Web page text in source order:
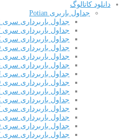
دانلود کاتالوگ
جداول باربری Potian
جداول باربرداری سری E
جداول باربرداری سری F
جداول باربرداری سری MC
جداول باربرداری سری HD
جداول باربرداری سری K
جداول باربرداری سری G
جداول باربرداری سری J
جداول باربرداری سری IGO
جداول باربرداری سری H
جداول باربرداری سری MC
جداول باربرداری سری MCT
جداول باربرداری سری MR
جداول باربرداری سری MD
جداول باربرداری سری MDT